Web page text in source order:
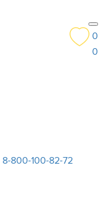
0
0
8-800-100-82-72